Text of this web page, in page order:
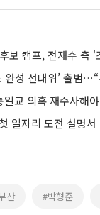
일자리 도전 설명서
산 #박형준